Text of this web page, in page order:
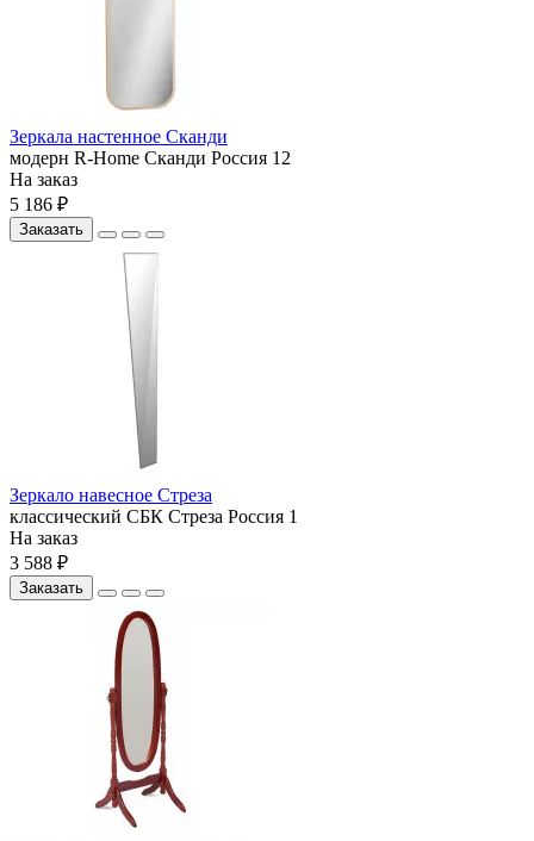
Зеркала настенное Сканди
модерн R-Home Сканди Россия 12
На заказ
5 186 ₽
Заказать
Зеркало навесное Стреза
классический СБК Стреза Россия 1
На заказ
3 588 ₽
Заказать